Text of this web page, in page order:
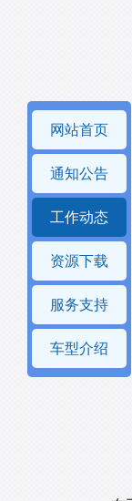
网站首页
通知公告
工作动态
资源下载
服务支持
车型介绍